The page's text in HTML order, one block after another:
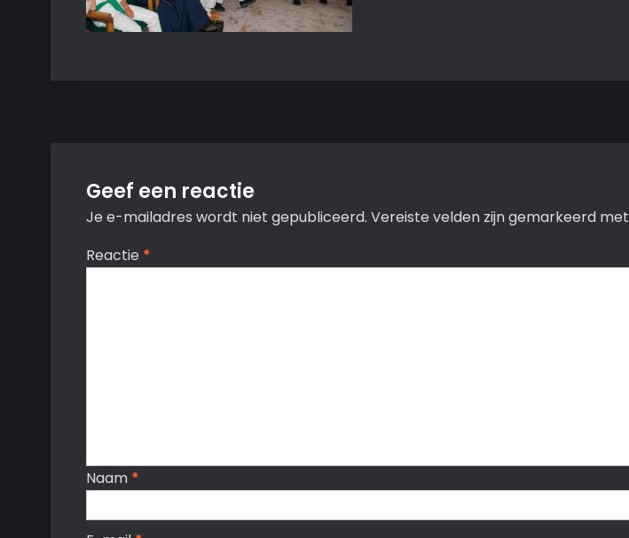
Geef een reactie
Je e-mailadres wordt niet gepubliceerd. Vereiste velden zijn gemarkeerd met
Reactie *
Naam *